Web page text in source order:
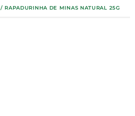
/ RAPADURINHA DE MINAS NATURAL 25G